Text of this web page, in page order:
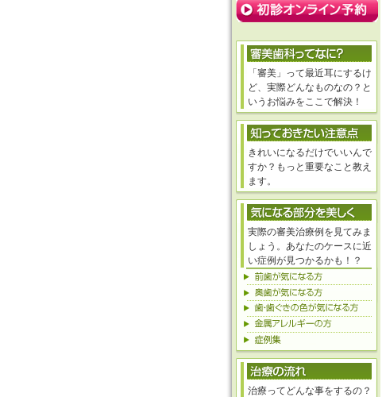
「審美」って最近耳にするけ
ど、実際どんなものなの？と
いうお悩みをここで解決！
きれいになるだけでいいんで
すか？もっと重要なこと教え
ます。
実際の審美治療例を見てみま
しょう。あなたのケースに近
い症例が見つかるかも！？
治療ってどんな事をするの？